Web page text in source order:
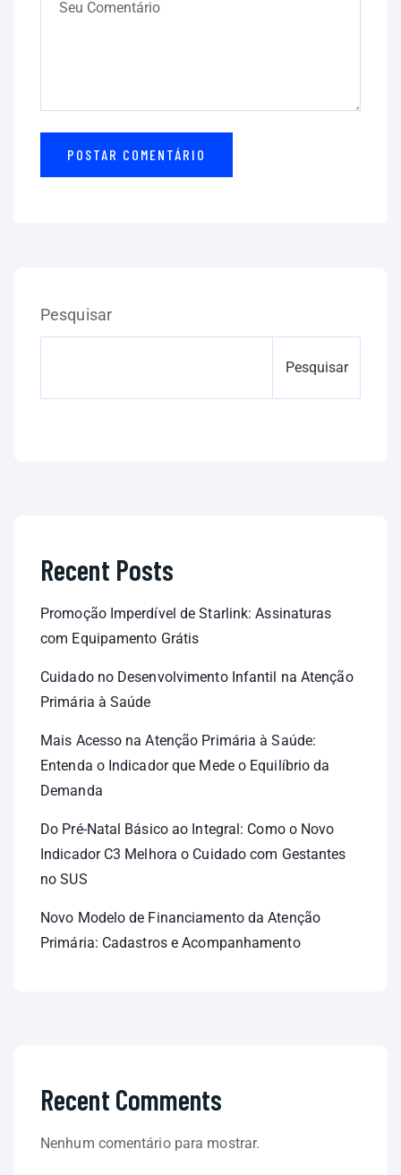
Pesquisar
Pesquisar
Recent Posts
Promoção Imperdível de Starlink: Assinaturas
com Equipamento Grátis
Cuidado no Desenvolvimento Infantil na Atenção
Primária à Saúde
Mais Acesso na Atenção Primária à Saúde:
Entenda o Indicador que Mede o Equilíbrio da
Demanda
Do Pré-Natal Básico ao Integral: Como o Novo
Indicador C3 Melhora o Cuidado com Gestantes
no SUS
Novo Modelo de Financiamento da Atenção
Primária: Cadastros e Acompanhamento
Recent Comments
Nenhum comentário para mostrar.